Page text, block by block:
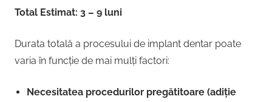
Total Estimat: 3 – 9 luni
Durata totală a procesului de implant dentar poate
varia în funcție de mai mulți factori:
Necesitatea procedurilor pregătitoare (adiție